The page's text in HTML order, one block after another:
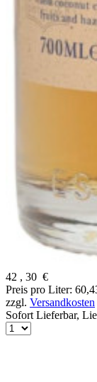
42 , 30 €
Preis pro Liter:
zzgl. Versandkosten
Sofort Lieferbar,